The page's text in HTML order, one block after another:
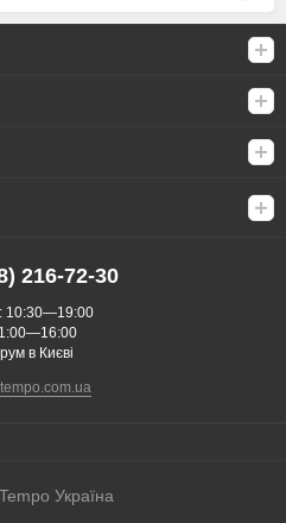
216-72-30
10:30—19:00
в Києві
Україна